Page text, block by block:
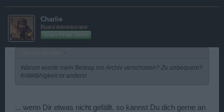
Charlie
Board Administrator
Team Pirate Storm
↑
Warum wurde mein Beitrag ins Archiv verschoben? Zu unbequem?
Kritikfähigkeit ist anders!
... wenn Dir etwas nicht gefällt, so kannst Du dich gerne an